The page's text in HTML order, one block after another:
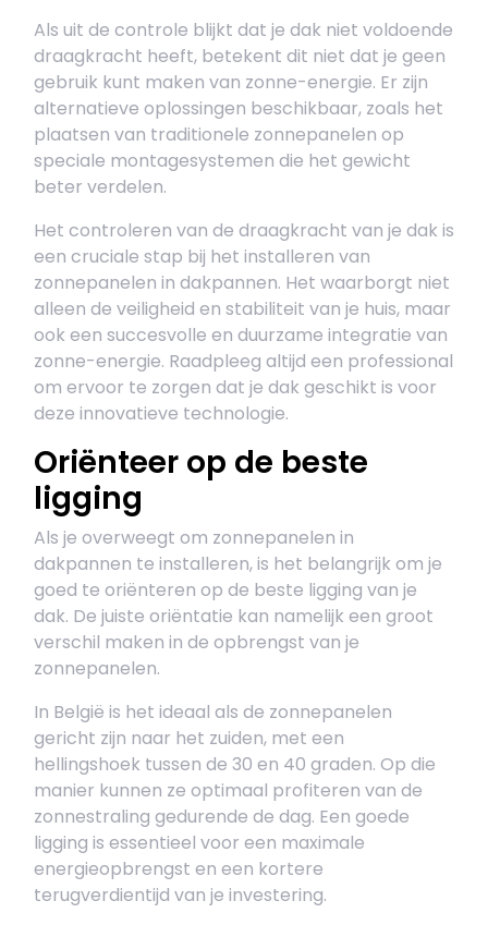
Als uit de controle blijkt dat je dak niet voldoende
draagkracht heeft, betekent dit niet dat je geen
gebruik kunt maken van zonne-energie. Er zijn
alternatieve oplossingen beschikbaar, zoals het
plaatsen van traditionele zonnepanelen op
speciale montagesystemen die het gewicht
beter verdelen.
Het controleren van de draagkracht van je dak is
een cruciale stap bij het installeren van
zonnepanelen in dakpannen. Het waarborgt niet
alleen de veiligheid en stabiliteit van je huis, maar
ook een succesvolle en duurzame integratie van
zonne-energie. Raadpleeg altijd een professional
om ervoor te zorgen dat je dak geschikt is voor
deze innovatieve technologie.
Oriënteer op de beste
ligging
Als je overweegt om zonnepanelen in
dakpannen te installeren, is het belangrijk om je
goed te oriënteren op de beste ligging van je
dak. De juiste oriëntatie kan namelijk een groot
verschil maken in de opbrengst van je
zonnepanelen.
In België is het ideaal als de zonnepanelen
gericht zijn naar het zuiden, met een
hellingshoek tussen de 30 en 40 graden. Op die
manier kunnen ze optimaal profiteren van de
zonnestraling gedurende de dag. Een goede
ligging is essentieel voor een maximale
energieopbrengst en een kortere
terugverdientijd van je investering.